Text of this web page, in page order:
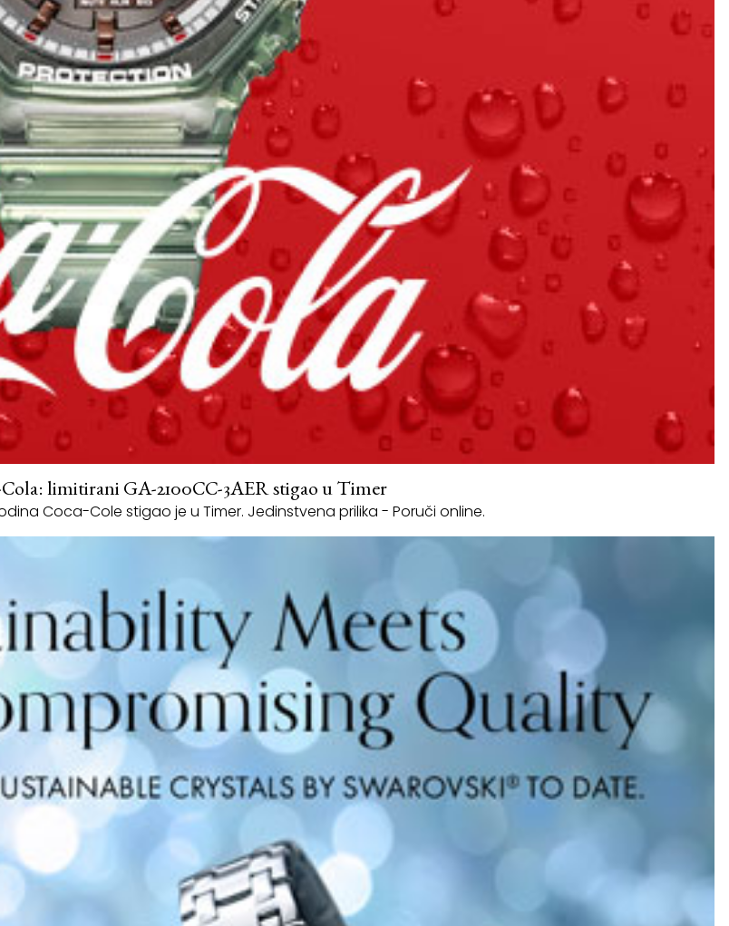
limitirani GA-2100CC-3AER stigao u Timer
Coca-Cole stigao je u Timer. Jedinstvena prilika - Poruči online.